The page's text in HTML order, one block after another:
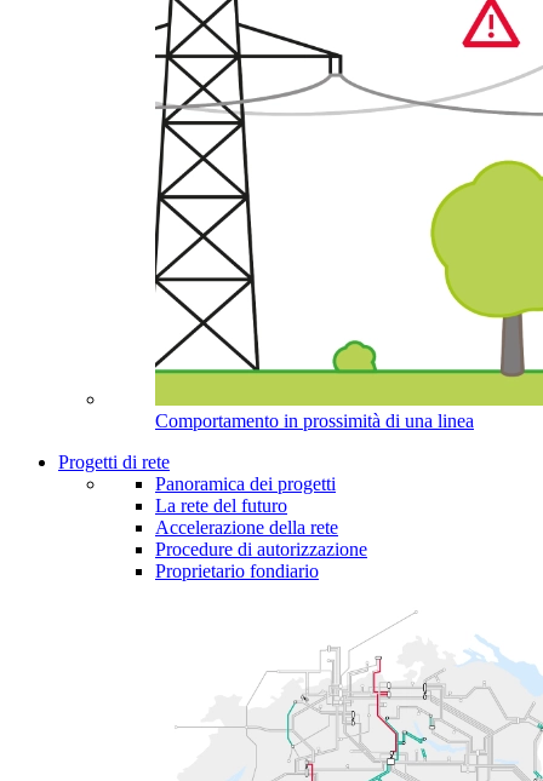
Comportamento in prossimità di una linea
Progetti di rete
Panoramica dei progetti
La rete del futuro
Accelerazione della rete
Procedure di autorizzazione
Proprietario fondiario